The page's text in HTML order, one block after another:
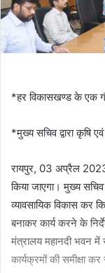
*हर विकासखण्ड के एक
*मुख्य सचिव द्वारा कृषि
रायपुर, 03 अप्रैल 2023/
किया जाएगा। मुख्य
व्यावसायिक विकास कर
बनाकर कार्य करने के
मंत्रालय महानदी भवन में
कार्यक्रमों की समीक्षा